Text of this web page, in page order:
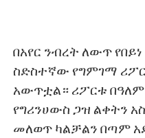
በአየር ንብረት ለውጥ
ስድስተኛው የግምገማ
አውጥቷል። ሪፖርቱ
የግሪንሀውስ ጋዝ ልቀትን
መለወጥ ካልቻልን በጣም